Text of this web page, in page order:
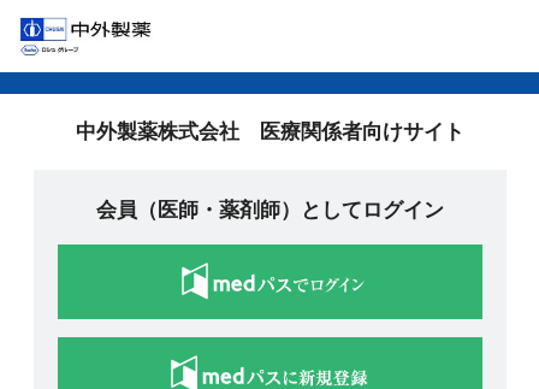
中外製薬株式会社 医療関係者向けサイト
会員（医師・薬剤師）としてログイン